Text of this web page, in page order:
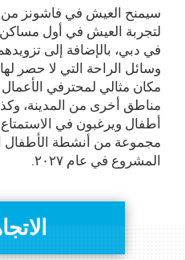
سيمنح العيش في فاشونز
لتجربة العيش في أول
في دبي، بالإضافة إلى
وسائل الراحة التي لا حصر
مكان مثالي لمحترفي
مناطق أخرى من المدينة،
أطفال ويرغبون في
مجموعة من أنشطة الأطفال
المشروع في عام ۲۰۲۷.